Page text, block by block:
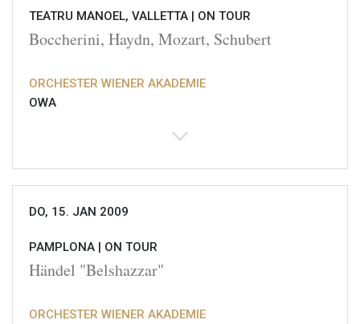
TEATRU MANOEL, VALLETTA | ON TOUR
Boccherini, Haydn, Mozart, Schubert
ORCHESTER WIENER AKADEMIE
OWA
DO, 15. JAN 2009
PAMPLONA | ON TOUR
Händel "Belshazzar"
ORCHESTER WIENER AKADEMIE